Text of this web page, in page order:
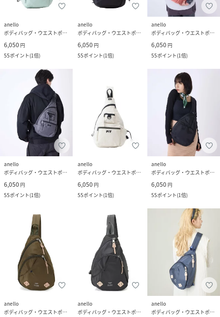
anello
ボディバッグ・ウエストポーチ
6,050 円
55ポイント(1倍)
anello
ボディバッグ・ウエストポーチ
6,050 円
55ポイント(1倍)
anello
ボディバッグ・ウエストポーチ
6,050 円
55ポイント(1倍)
anello
ボディバッグ・ウエストポーチ
6,050 円
55ポイント(1倍)
anello
ボディバッグ・ウエストポーチ
6,050 円
55ポイント(1倍)
anello
ボディバッグ・ウエストポーチ
6,050 円
55ポイント(1倍)
anello
ボディバッグ・ウエストポーチ
anello
ボディバッグ・ウエストポーチ
anello
ボディバッグ・ウエストポーチ